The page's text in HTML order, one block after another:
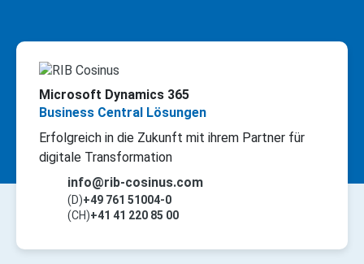
Microsoft Dynamics 365
Business Central Lösungen
Erfolgreich in die Zukunft mit ihrem Partner für
digitale Transformation
info@rib-cosinus.com
(D)+49 761 51004-0
(CH)+41 41 220 85 00